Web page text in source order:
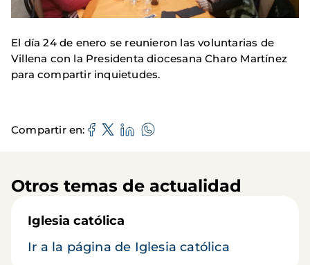
El día 24 de enero se reunieron las voluntarias de
Villena con la Presidenta diocesana Charo Martínez
para compartir inquietudes.
Compartir en
Otros temas de actualidad
Iglesia católica
Ir a la página de Iglesia católica